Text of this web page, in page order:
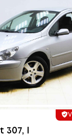
307, I